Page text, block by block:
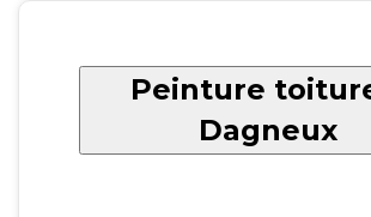
Peinture
Dagneux